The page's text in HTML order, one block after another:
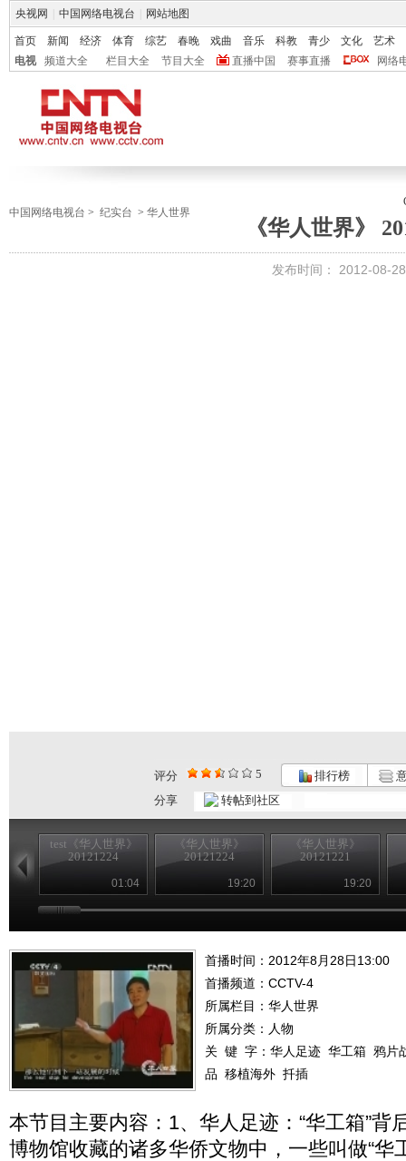
央视网 中国网络电视台 网站地图
首页 新闻 经济 体育 综艺 春晚 戏曲 音乐 科教 青少 文化
艺术
电视
频道大全 栏目大全 节目大全 直播中国 赛事直播 网络
中国网络电视台 > 纪实台 > 华人世界
《华人世界》
发布时间： 2012-08-
评分 5 排行榜
分享
转帖到社区
test《华人世界》
20121224
01:04
《华人世界》
20121224
19:20
《华人世界》
20121221
19:20
首播时间：2012年8月28日13:00
首播频道： CCTV-4
所属栏目： 华人世界
所属分类：人物
关 键 字： 华人足迹 华工箱 鸦片
品 移植海外 扦插
本节目主要内容：1、华人足迹：“华工箱”背
博物馆收藏的诸多华侨文物中，一些叫做“华